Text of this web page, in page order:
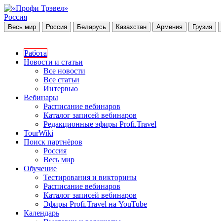
Россия
Весь мир Россия Беларусь Казахстан Армения Грузия
Работа
Новости и статьи
Все новости
Все статьи
Интервью
Вебинары
Расписание вебинаров
Каталог записей вебинаров
Редакционные эфиры Profi.Travel
TourWiki
Поиск партнёров
Россия
Весь мир
Обучение
Тестирования и викторины
Расписание вебинаров
Каталог записей вебинаров
Эфиры Profi.Travel на YouTube
Календарь